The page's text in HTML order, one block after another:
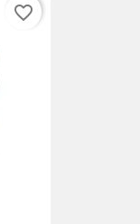
favorite_border